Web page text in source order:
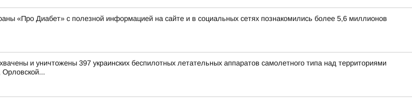
«Про Диабет» с полезной информацией на сайте и в социальных сетях познакомились более 5,6 миллионов
и уничтожены 397 украинских беспилотных летательных аппаратов самолетного типа над территориями
Орловской...